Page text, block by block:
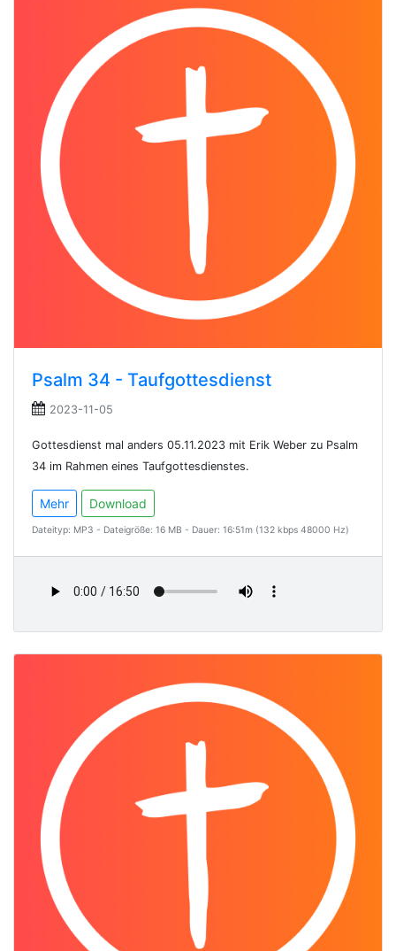
Psalm 34 - Taufgottesdienst
2023-11-05
Gottesdienst mal anders 05.11.2023 mit Erik Weber zu Psalm
34 im Rahmen eines Taufgottesdienstes.
Mehr Download
Dateityp: MP3 - Dateigröße: 16 MB - Dauer: 16:51m (132 kbps 48000 Hz)